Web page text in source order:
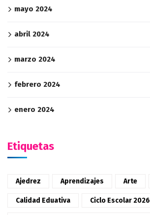
mayo 2024
abril 2024
marzo 2024
febrero 2024
enero 2024
Etiquetas
Ajedrez Aprendizajes Arte
Calidad Eduativa Ciclo Escolar 2026